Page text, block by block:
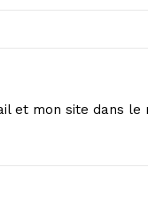
et mon site dans